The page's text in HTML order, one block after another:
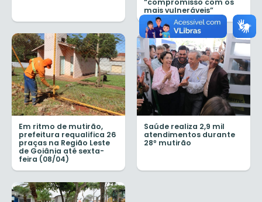
“compromisso com os
mais vulneráveis”
Em ritmo de mutirão,
prefeitura requalifica 26
praças na Região Leste
de Goiânia até sexta-
feira (08/04)
Saúde realiza 2,9 mil
atendimentos durante
28º mutirão